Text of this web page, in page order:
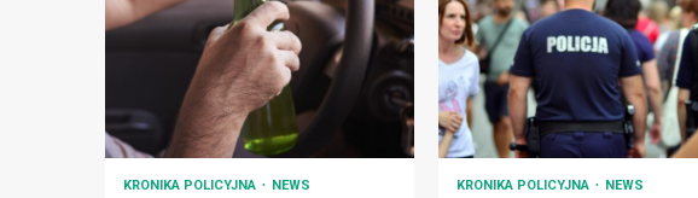
KRONIKA POLICYJNA NEWS KRONIKA POLICYJNA NEWS